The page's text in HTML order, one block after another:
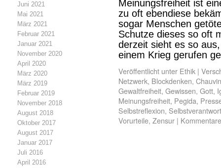
Juni 2021
Mai 2021
März 2021
Februar 2021
Januar 2021
November 2020
April 2020
März 2020
März 2019
Februar 2019
November 2018
August 2018
Oktober 2017
August 2017
Januar 2017
Juli 2016
April 2016
Meinungsfreiheit ist
zu oft ebendiese
sogar Menschen
Schutze dieses so oft
derzeit sieht es so
einem Krieg gerufen
Veröffentlicht unter Ethik |
Netzwerk, Blockdenken,
Gewaltfreiheit, Gewissen, Gott,
Meinungsfreiheit, Pegida,
Selbstreflexion,
Vorurteile, Zensur |